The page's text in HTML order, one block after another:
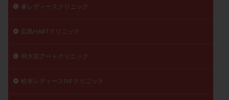
峯レディースクリニック
広島HARTクリニック
明大前アートクリニック
松本レディースIVFクリニック